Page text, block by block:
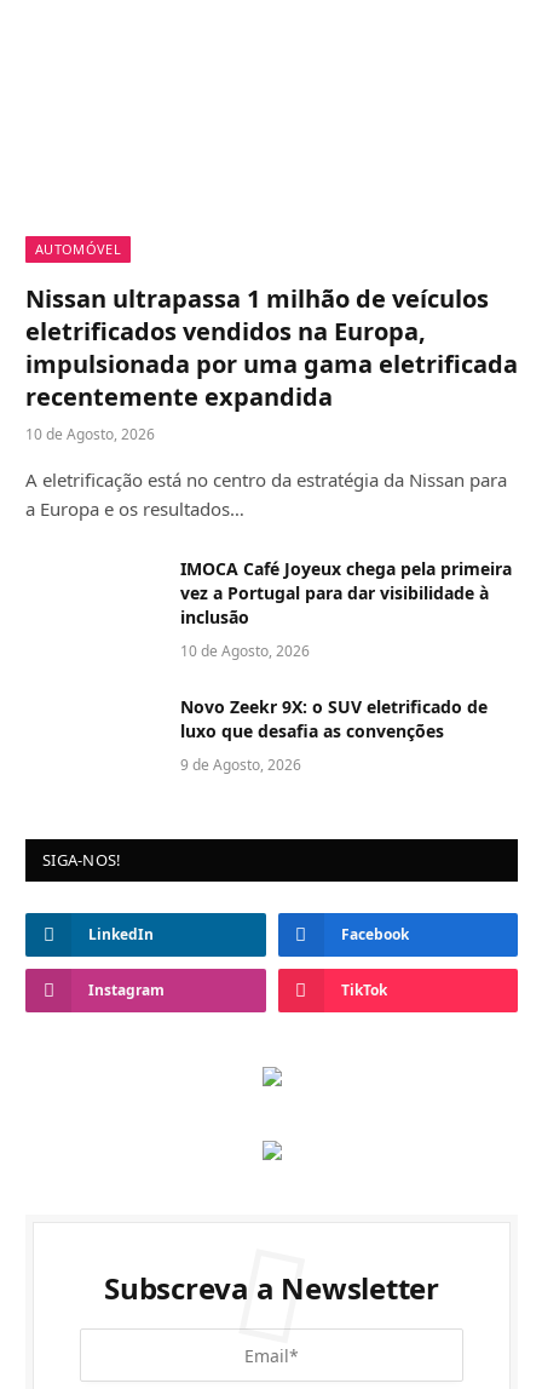
AUTOMÓVEL
Nissan ultrapassa 1 milhão de veículos
eletrificados vendidos na Europa,
impulsionada por uma gama eletrificada
recentemente expandida
10 de Agosto, 2026
A eletrificação está no centro da estratégia da Nissan para
a Europa e os resultados…
IMOCA Café Joyeux chega pela primeira
vez a Portugal para dar visibilidade à
inclusão
10 de Agosto, 2026
Novo Zeekr 9X: o SUV eletrificado de
luxo que desafia as convenções
9 de Agosto, 2026
SIGA-NOS!
LinkedIn Facebook
Instagram TikTok
Subscreva a Newsletter